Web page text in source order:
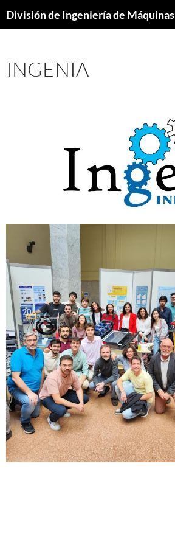
División de Ingeniería de Máquinas
INGENIA